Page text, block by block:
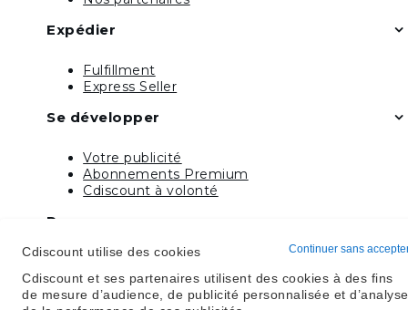
Expédier
Fulfillment
Express Seller
Se développer
Votre publicité
Abonnements Premium
Cdiscount à volonté
Ressources
FAQ
Rapport annuel P2B
Cdiscount utilise des cookies
Cdiscount et ses partenaires utilisent des cookies à des fins
de mesure d’audience, de publicité personnalisée et d’analyse
Continuer sans